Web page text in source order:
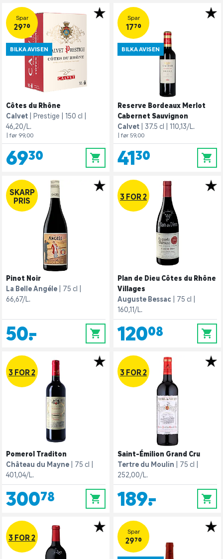
Spar
29,70
BILKA AVISEN
Côtes du Rhône
Calvet
Prestige
150 cl
46,20/L.
| før 99,00
69,30 0
Spar
17,70
BILKA AVISEN
Reserve Bordeaux Merlot
Cabernet Sauvignon
Calvet
37.5 cl 110,13/L.
| før 59,00
41,30 0
SKARP
PRIS
Pinot Noir
La Belle Angéle
75 cl
66,67/L.
50,- 0
3 FOR 2
Plan de Dieu Côtes du Rhône
Villages
Auguste Bessac
75 cl
160,11/L.
120,08 0
3 FOR 2
Pomerol Traditon
Château du Mayne
75 cl
401,04/L.
300,78 0
3 FOR 2
Saint-Émilion Grand Cru
Tertre du Moulin
75 cl
252,00/L.
189,- 0
3 FOR 2
Spar
29,70